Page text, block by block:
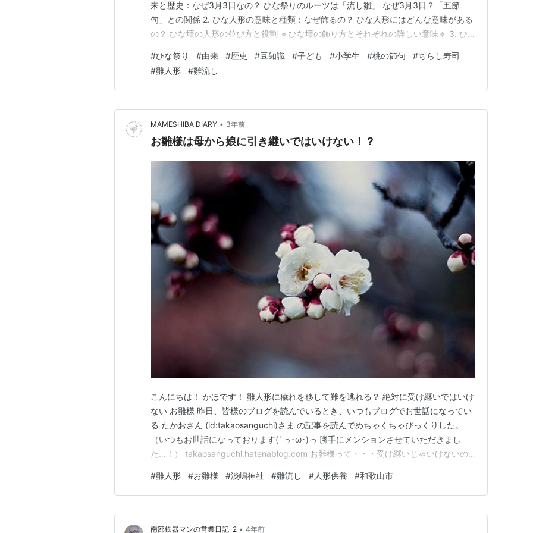
来と歴史：なぜ3月3日なの？ ひな祭りのルーツは「流し雛」 なぜ3月3日？「五節
句」との関係 2. ひな人形の意味と種類：なぜ飾るの？ ひな人形にはどんな意味がある
の？ ひな壇の人形の並び方と役割 🔹ひな壇の飾り方とそれぞれの詳しい意味🔹 3. ひ
材がたくさん！ はまぐりのお吸い物：幸せな結婚を願う 菱餅（ひしもち）：健康・魔
除け・清らかさ 白酒（しろざけ…
#ひな祭り #由来 #歴史 #豆知識 #子ども #小学生 #桃の節句 #ちらし寿司
#雛人形 #雛流し
MAMESHIBA DIARY • 3年前
お雛様は母から娘に引き継いではいけない！？
こんにちは！ かほです！ 雛人形に穢れを移して難を逃れる？ 絶対に受け継いではいけ
ない お雛様 昨日、皆様のブログを読んでいるとき、いつもブログでお世話になってい
る たかおさん (id:takaosanguchi)さま の記事を読んでめちゃくちゃびっくりした。
（いつもお世話になっております(´っ･ω･)っ 勝手にメンションさせていただきまし
た…！） takaosanguchi.hatenablog.com お雛様って・・・受け継いじゃいけないの
割と昔からのしきたりとか教え、マナールールには厳しい人間なんですが、こ…
#雛人形 #お雛様 #淡嶋神社 #雛流し #人形供養 #和歌山市
南部鉄器マンの営業日記-2 • 4年前